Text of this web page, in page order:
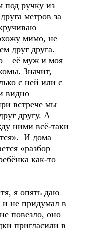
под ручку из
метров за
мимо, не
друг друга.
– её муж и моя
Значит,
с ней или с
видно
встрече мы
другу. А
ними всё-таки
И дома
«разбор
как-то
я опять даю
и не придумал в
повезло, оно
пригласили в